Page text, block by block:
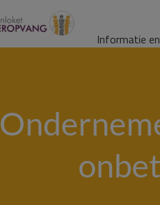
Informatie